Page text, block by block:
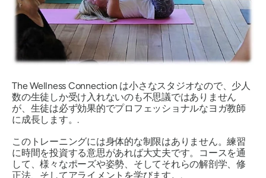
The Wellness Connection は小さなスタジオなので、少人
数の生徒しか受け入れないのも不思議ではありません
が、生徒は必ず効果的でプロフェッショナルなヨガ教師
に成長します。.
このトレーニングには身体的な制限はありません。練習
に時間を投資する意思があれば大丈夫です。コースを通
して、様々なポーズや姿勢、そしてそれらの解剖学、修
正法、そしてアライメントを学びます。.